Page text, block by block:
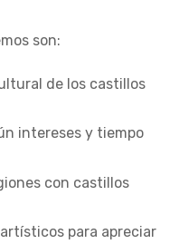
son:
de los castillos
intereses y tiempo
con castillos
para apreciar